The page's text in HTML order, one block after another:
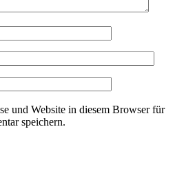
und Website in diesem Browser für
speichern.